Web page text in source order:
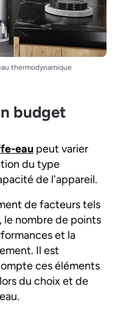
thermodynamique
budget
eau peut varier
du type
de l'appareil.
de facteurs tels
le nombre de points
et la
Il est
ces éléments
du choix et de